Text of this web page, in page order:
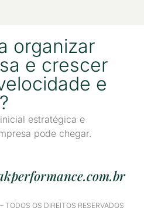
organizar
e crescer
e
estratégica e
pode chegar.
OS DIREITOS RESERVADOS